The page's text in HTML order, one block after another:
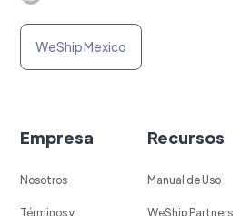
WeShip Mexico
Empresa
Nosotros
Términos y
Recursos
Manual de Uso
WeShip Partners